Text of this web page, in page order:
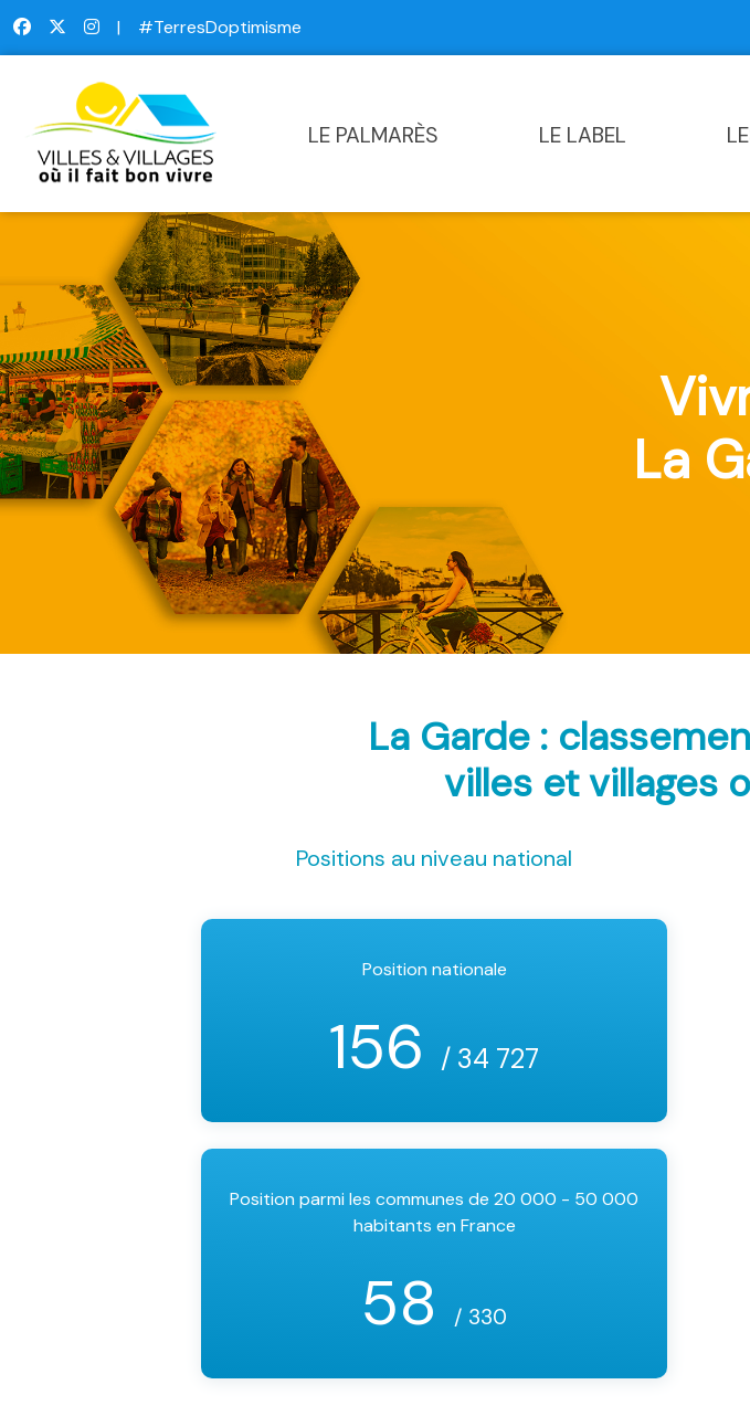
| #TerresDoptimisme
LE PALMARÈS LE LABEL
La
La Garde :
villes et villages
Positions au niveau national
Position nationale
156 / 34 727
Position parmi les communes de 20 000 - 50 000
habitants en France
58 / 330